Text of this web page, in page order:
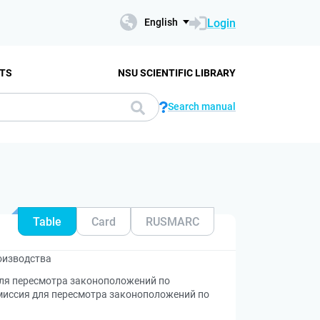
English Login
NSU SCIENTIFIC LIBRARY
Search manual
Table Card RUSMARC
пересмотра законоположений по
для пересмотра законоположений по